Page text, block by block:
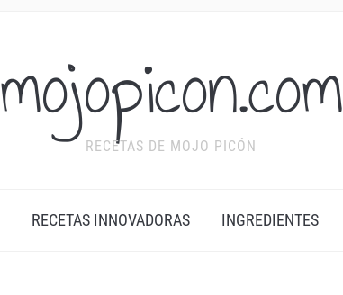
mojopicon.com
RECETAS DE MOJO PICÓN
RECETAS INNOVADORAS INGREDIENTES